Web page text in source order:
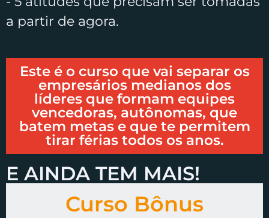
a partir de agora.
Este é o curso que vai separar os
empresários medianos dos
líderes que formam equipes
vencedoras, autônomas, que
batem metas e que te permitem
tirar férias todos os anos.
E AINDA TEM MAIS!
Curso Bônus